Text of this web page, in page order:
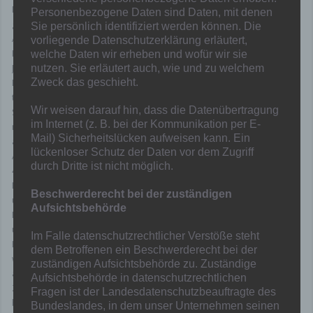
Führung und machten es unserem Team sehr schwer, so wirklich
gefährlich ins Spiel zu kommen.
Als in der 88.Spielminute das 0:2 aus unserer Sicht fiel, waren die
Mülheimer für alle bereits der sicher geglaubte Sieger, doch unsere
Jungs setzten noch einmal nach und bewiesen Moral.
Durch zwei Treffer in der 89. Und 90+1. Spielminute gelang uns
tatsächlich noch der 2:2 Ausgleich.
Schon am kommenden Mittwoch steht für unsere A-Jugend das
nächste Punktespiel bei der SG Croatia Mülheim/SC 20 Oberhausen
an.
Angestoßen wird diese Partie um 19.00 Uhr an der Moritzstraße
45a, in 45476 Mülheim.
Ein packendes und bis zum Schluss spannendes Spiel lieferte sich
unsere U17 im Derby bei der U17 von Rhenania Hamborn.
Nach einem guten Spielbeginn und einiger vergebenen Chancen
unserer Löwen, kamen unsere Gastgeber immer besser in die
Partie und konnten uns bis kurz vor der Halbzeit besser vom Tor
weg halten, ohne selbst wirklich gefährlich vor unserem Torhüter
aufzutauchen.
Zwei Minuten bevor die erste Halbzeit beendet werden sollte,
bekam unsere U17 einen berechtigten Handelfmeter
Personenbezogene Daten sind Daten, mit denen
Sie persönlich identifiziert werden können. Die
vorliegende Datenschutzerklärung erläutert,
welche Daten wir erheben und wofür wir sie
nutzen. Sie erläutert auch, wie und zu welchem
Zweck das geschieht.
Wir weisen darauf hin, dass die Datenübertragung
im Internet (z. B. bei der Kommunikation per E-
Mail) Sicherheitslücken aufweisen kann. Ein
lückenloser Schutz der Daten vor dem Zugriff
durch Dritte ist nicht möglich.
Beschwerderecht bei der zuständigen
Aufsichtsbehörde
Im Falle datenschutzrechtlicher Verstöße steht
dem Betroffenen ein Beschwerderecht bei der
zuständigen Aufsichtsbehörde zu. Zuständige
Aufsichtsbehörde in datenschutzrechtlichen
Fragen ist der Landesdatenschutzbeauftragte des
Bundeslandes, in dem unser Unternehmen seinen